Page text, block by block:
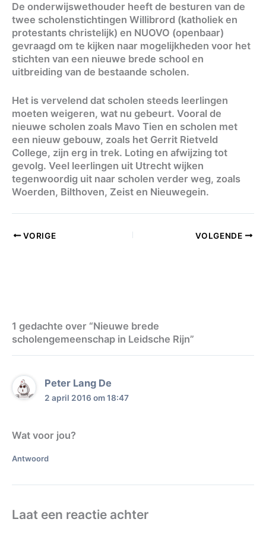
De onderwijswethouder heeft de besturen van de
twee scholenstichtingen Willibrord (katholiek en
protestants christelijk) en NUOVO (openbaar)
gevraagd om te kijken naar mogelijkheden voor het
stichten van een nieuwe brede school en
uitbreiding van de bestaande scholen.
Het is vervelend dat scholen steeds leerlingen
moeten weigeren, wat nu gebeurt. Vooral de
nieuwe scholen zoals Mavo Tien en scholen met
een nieuw gebouw, zoals het Gerrit Rietveld
College, zijn erg in trek. Loting en afwijzing tot
gevolg. Veel leerlingen uit Utrecht wijken
tegenwoordig uit naar scholen verder weg, zoals
Woerden, Bilthoven, Zeist en Nieuwegein.
VORIGE VOLGENDE
1 gedachte over “Nieuwe brede
scholengemeenschap in Leidsche Rijn”
Peter Lang De
2 april 2016 om 18:47
Wat voor jou?
Antwoord
Laat een reactie achter